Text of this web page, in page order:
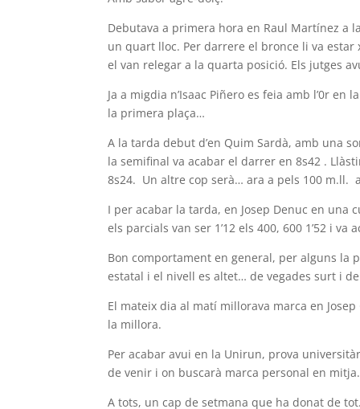
Debutava a primera hora en Raul Martínez a
un quart lloc. Per darrere el bronce li va
el van relegar a la quarta posició. Els jutges
Ja a migdia n’Isaac Piñero es feia amb l’0r
la primera plaça…
A la tarda debut d’en Quim Sardà, amb una
la semifinal va acabar el darrer en 8s42 .
8s24. Un altre cop serà… ara a pels 100 m.ll.
I per acabar la tarda, en Josep Denuc en una
els parcials van ser 1’12 els 400, 600 1’52 i
Bon comportament en general, per alguns la
estatal i el nivell es altet… de vegades surt i
El mateix dia al matí millorava marca en
la millora.
Per acabar avui en la Unirun, prova
de venir i on buscarà marca personal en
A tots, un cap de setmana que ha donat de